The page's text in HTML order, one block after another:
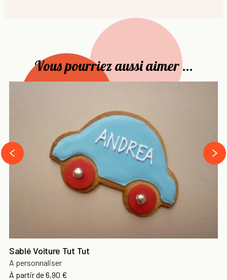
Vous pourriez aussi aimer ...
Sablé Voiture Tut Tut
A personnaliser
À partir de6,90 €
‹
›